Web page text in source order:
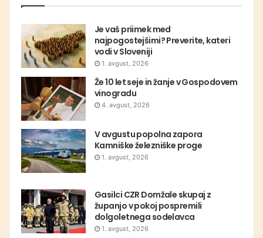
Je vaš priimek med
najpogostejšimi? Preverite, kateri
vodi v Sloveniji
1. avgust, 2026
Že 10 let seje in žanje v Gospodovem
vinogradu
4. avgust, 2026
V avgustu popolna zapora
Kamniške železniške proge
1. avgust, 2026
Gasilci CZR Domžale skupaj z
županjo v pokoj pospremili
dolgoletnega sodelavca
1. avgust, 2026